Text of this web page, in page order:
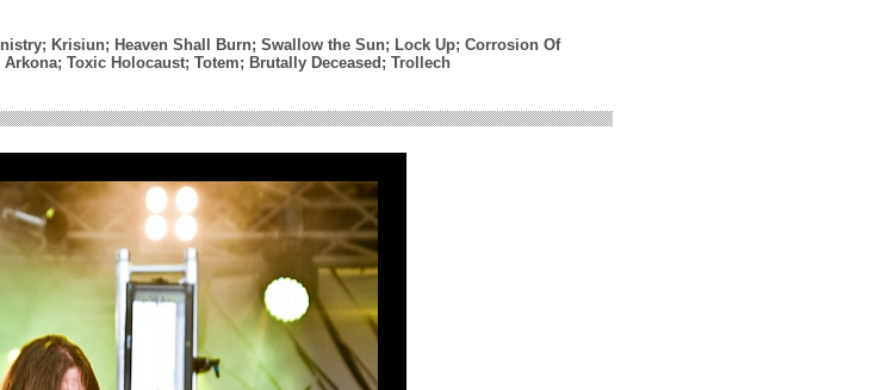
Krisiun; Heaven Shall Burn; Swallow the Sun; Lock Up; Corrosion Of
Toxic Holocaust; Totem; Brutally Deceased; Trollech